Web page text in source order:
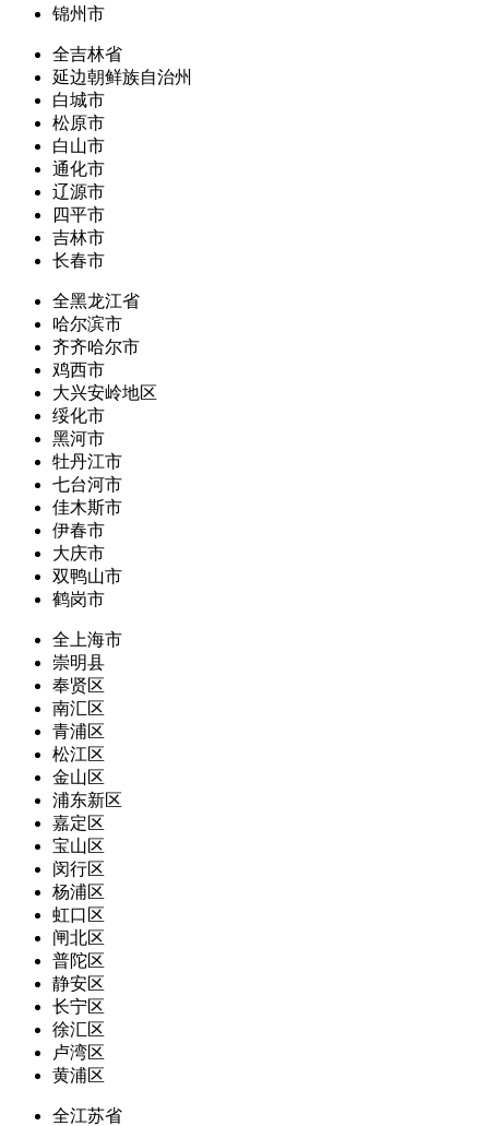
锦州市
全吉林省
延边朝鲜族自治州
白城市
松原市
白山市
通化市
辽源市
四平市
吉林市
长春市
全黑龙江省
哈尔滨市
齐齐哈尔市
鸡西市
大兴安岭地区
绥化市
黑河市
牡丹江市
七台河市
佳木斯市
伊春市
大庆市
双鸭山市
鹤岗市
全上海市
崇明县
奉贤区
南汇区
青浦区
松江区
金山区
浦东新区
嘉定区
宝山区
闵行区
杨浦区
虹口区
闸北区
普陀区
静安区
长宁区
徐汇区
卢湾区
黄浦区
全江苏省